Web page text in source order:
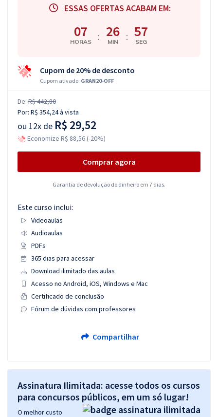
ESSAS OFERTAS ACABAM EM:
07
HORAS : 26
MIN : 56
SEG
Cupom de 20% de desconto
Cupom ativado: GRAN20-OFF
De: R$ 442,80
Por: R$ 354,24à vista
ou 12x de R$ 29,52
Economize R$ 88,56 (-20%)
Comprar agora
Garantia de devolução do dinheiro em 7 dias.
Este curso inclui:
Videoaulas
Audioaulas
PDFs
365 dias para acessar
Download ilimitado das aulas
Acesso no Android, iOS, Windows e Mac
Certificado de conclusão
Fórum de dúvidas com professores
Compartilhar
Assinatura Ilimitada: acesse todos os cursos
para concursos públicos, em um só lugar!
O melhor custo